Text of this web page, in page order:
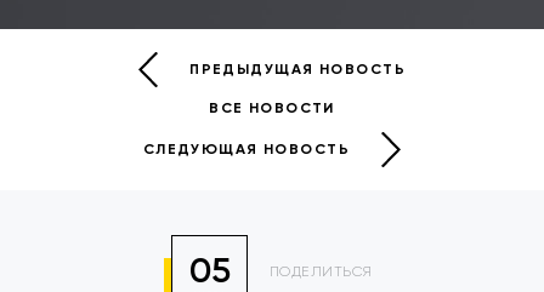
ПРЕДЫДУЩАЯ НОВОСТЬ
ВСЕ НОВОСТИ
СЛЕДУЮЩАЯ НОВОСТЬ
05 ПОДЕЛИТЬСЯ